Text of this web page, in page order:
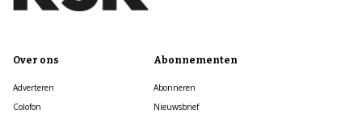
Over ons
Adverteren
Colofon
Abonnementen
Abonneren
Nieuwsbrief